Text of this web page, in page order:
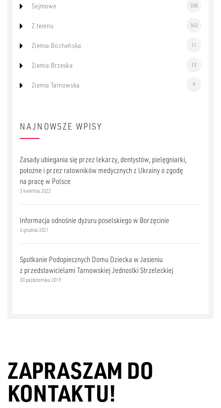
Sejmowe 338
Z terenu 343
Ziemia Bocheńska 11
Ziemia Brzeska 13
Ziemia Tarnowska 9
NAJNOWSZE WPISY
Zasady ubiegania się przez lekarzy, dentystów, pielęgniarki,
położne i przez ratowników medycznych z Ukrainy o zgodę
na pracę w Polsce
3 kwietnia 2022
Informacja odnośnie dyżuru poselskiego w Borzęcinie
4 grudnia 2021
Spotkanie Podopiecznych Domu Dziecka w Jasieniu
z przedstawicielami Tarnowskiej Jednostki Strzeleckiej
30 października 2019
ZAPRASZAM DO
KONTAKTU!